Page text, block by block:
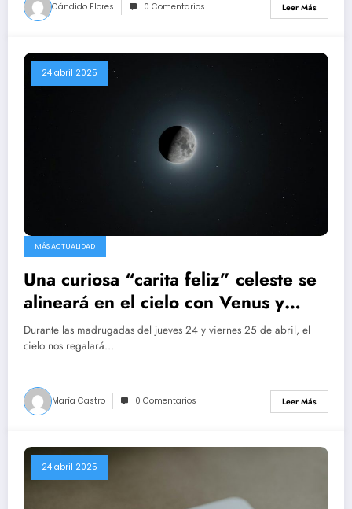
Cándido Flores 0 Comentarios Leer Más
24 abril 2025
MÁS ACTUALIDAD
Una curiosa “carita feliz” celeste se
alineará en el cielo con Venus y
Saturno
Durante las madrugadas del jueves 24 y viernes 25 de abril, el
cielo nos regalará…
María Castro 0 Comentarios Leer Más
24 abril 2025